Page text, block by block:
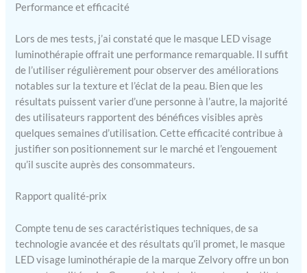
Performance et efficacité
Lors de mes tests, j’ai constaté que le masque LED visage
luminothérapie offrait une performance remarquable. Il suffit
de l’utiliser régulièrement pour observer des améliorations
notables sur la texture et l’éclat de la peau. Bien que les
résultats puissent varier d’une personne à l’autre, la majorité
des utilisateurs rapportent des bénéfices visibles après
quelques semaines d’utilisation. Cette efficacité contribue à
justifier son positionnement sur le marché et l’engouement
qu’il suscite auprès des consommateurs.
Rapport qualité-prix
Compte tenu de ses caractéristiques techniques, de sa
technologie avancée et des résultats qu’il promet, le masque
LED visage luminothérapie de la marque Zelvory offre un bon